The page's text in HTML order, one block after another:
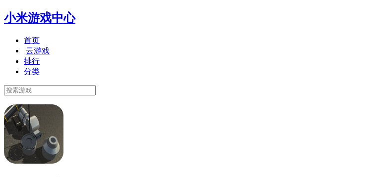
小米游戏中心
首页
云游戏
排行
分类